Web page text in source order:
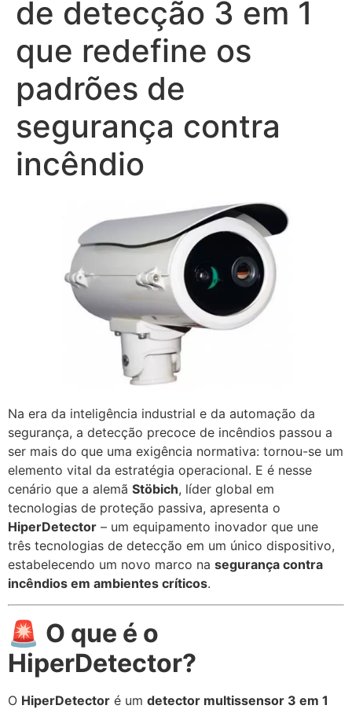
de detecção 3 em 1
que redefine os
padrões de
segurança contra
incêndio
Na era da inteligência industrial e da automação da
segurança, a detecção precoce de incêndios passou a
ser mais do que uma exigência normativa: tornou-se um
elemento vital da estratégia operacional. E é nesse
cenário que a alemã Stöbich, líder global em
tecnologias de proteção passiva, apresenta o
HiperDetector – um equipamento inovador que une
três tecnologias de detecção em um único dispositivo,
estabelecendo um novo marco na segurança contra
incêndios em ambientes críticos.
🚨 O que é o
HiperDetector?
O HiperDetector é um detector multissensor 3 em 1